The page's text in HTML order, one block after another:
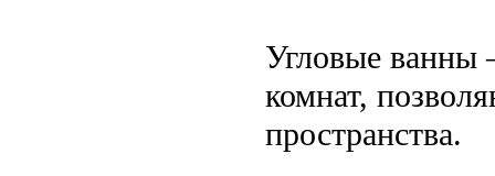
Угловые ванны
комнат,
пространства.